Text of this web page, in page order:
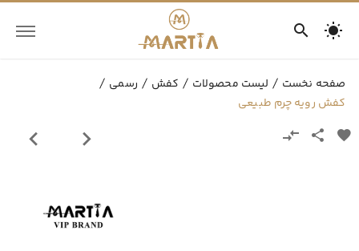
صفحه نخست لیست محصولات کفش
رسمی
کفش رویه چرم طبیعی